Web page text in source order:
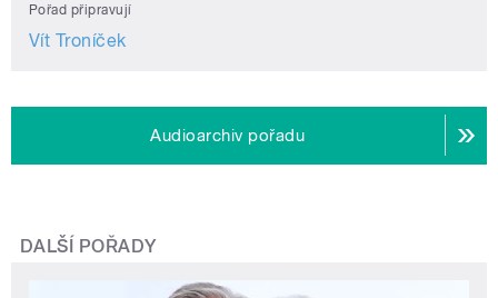
Pořad připravují
Vít Troníček
Audioarchiv pořadu
DALŠÍ POŘADY